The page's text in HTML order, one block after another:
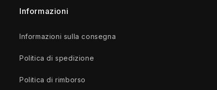
Informazioni
Informazioni sulla consegna
Politica di spedizione
Politica di rimborso